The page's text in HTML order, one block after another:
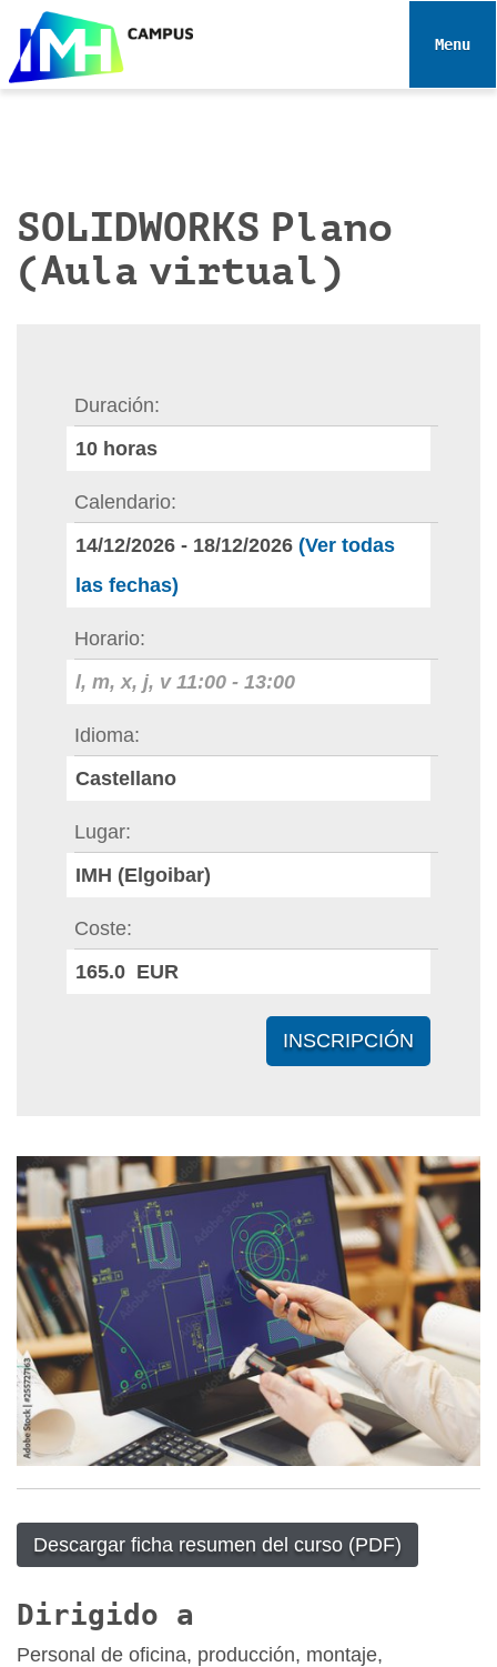
e
Toggle
SOLIDWORKS Plano
(Aula virtual)
Duración
10 horas
Calendario
14/12/2026 - 18/12/2026 (Ver todas
las fechas)
Horario
l, m, x, j, v 11:00 - 13:00
Idioma
Castellano
Lugar
IMH (Elgoibar)
Coste
165.0 EUR
INSCRIPCIÓN
Descargar ficha resumen del curso (PDF)
Dirigido a
Personal de oficina, producción, montaje,